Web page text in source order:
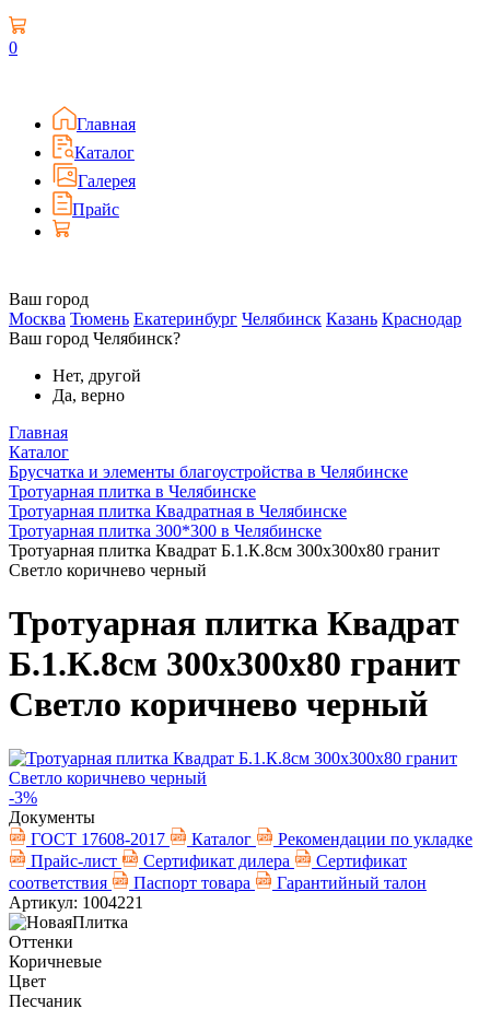
0
Главная
Каталог
Галерея
Прайс
Ваш город
Москва Тюмень Екатеринбург Челябинск Казань Краснодар
Ваш город Челябинск?
Нет, другой
Да, верно
Главная
Каталог
Брусчатка и элементы благоустройства в Челябинске
Тротуарная плитка в Челябинске
Тротуарная плитка Квадратная в Челябинске
Тротуарная плитка 300*300 в Челябинске
Тротуарная плитка Квадрат Б.1.К.8см 300х300х80 гранит
Светло коричнево черный
Тротуарная плитка Квадрат
Б.1.К.8см 300х300х80 гранит
Светло коричнево черный
-3%
Документы
ГОСТ 17608-2017
Каталог
Рекомендации по укладке
Прайс-лист
Сертификат дилера
Сертификат
соответствия
Паспорт товара
Гарантийный талон
Артикул: 1004221
Оттенки
Коричневые
Цвет
Песчаник